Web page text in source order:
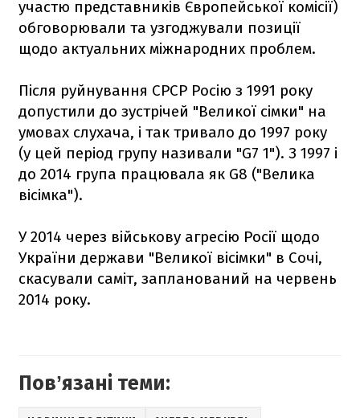
участю представників Європейської комісії)
обговорювали та узгоджували позиції
щодо актуальних міжнародних проблем.
Після руйнування СРСР Росію з 1991 року
допустили до зустрічей "Великої сімки" на
умовах слухача, і так тривало до 1997 року
(у цей період групу називали "G7 1"). З 1997 і
до 2014 група працювала як G8 ("Велика
вісімка").
У 2014 через військову агресію Росії щодо
України держави "Великої вісімки" в Сочі,
скасували саміт, запланований на червень
2014 року.
Повʼязані теми: